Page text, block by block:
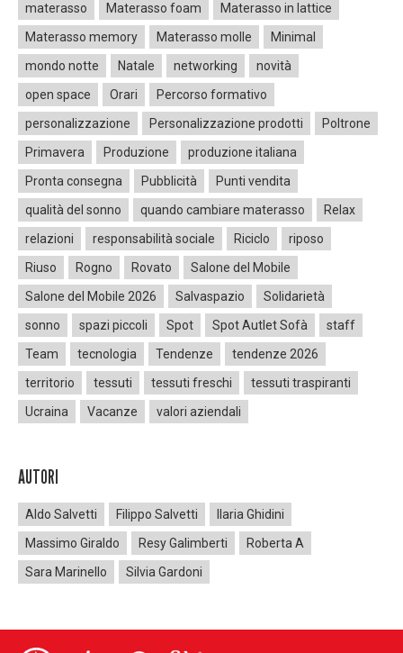
materasso Materasso foam
Materasso in lattice
Materasso memory
Materasso molle
Minimal
mondo notte
Natale networking
novità
open space
Orari
Percorso formativo
personalizzazione
Personalizzazione prodotti
Poltrone
Primavera
Produzione
produzione italiana
Pronta consegna
Pubblicità
Punti vendita
qualità del sonno
quando cambiare materasso
Relax
relazioni
responsabilità sociale Riciclo
riposo
Riuso
Rogno Rovato
Salone del Mobile
Salone del Mobile 2026
Salvaspazio
Solidarietà
sonno
spazi piccoli Spot Spot Autlet Sofà
staff
Team
tecnologia Tendenze
tendenze 2026
territorio
tessuti tessuti freschi
tessuti traspiranti
Ucraina
Vacanze valori aziendali
AUTORI
Aldo Salvetti Filippo Salvetti
Ilaria Ghidini
Massimo Giraldo
Resy Galimberti
Roberta A
Sara Marinello
Silvia Gardoni